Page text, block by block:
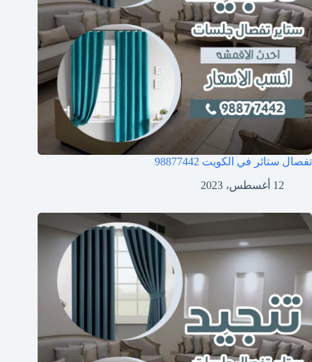
تفصال ستائر في الكويت 98877442
12 أغسطس، 2023